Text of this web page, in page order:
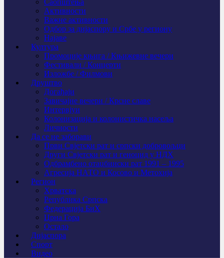
Саопштења
Активности
Важне активности
Одбор за дијаспору и Србе у региону
Најаве
Култура
Промоције књига / Књижевне вечери
Фестивали / Концерти
Изложбе / Филмови
Друштво
Догађаји
Завичајне вечери / Крсне славе
Интервјуи
Колонизација и колонистичка насеља
Личности
Да се не заборави
Први Свјeтски рат и српски добровољци
Други Свјетски рат и геноцид у НДХ
Одбрамбено отаџбински рат 1991 – 1995
Агресија НАТО и Косово и Метохија
Регион
Хрватска
Република Српска
Федерација БиХ
Црна Гора
Остало
Дијаспора
Спорт
Видео